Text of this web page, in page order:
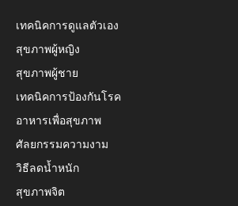
เทคนิคการดูแลตัวเอง
สุขภาพผู้หญิง
สุขภาพผู้ชาย
เทคนิคการป้องกันโรค
อาหารเพื่อสุขภาพ
ศัลยกรรมความงาม
วิธีลดน้ำหนัก
สุขภาพจิต